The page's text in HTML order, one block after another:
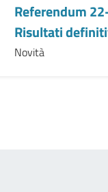
Referendum
Risultati
Novità